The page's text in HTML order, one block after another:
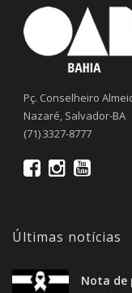
Pç. Conselheiro
Nazaré, Salvador-BA
(71) 3327-8777
Últimas notícias
Nota de